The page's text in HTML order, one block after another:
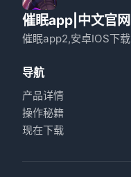
催眠app|中文官网
催眠app2,安卓IOS下载
导航
产品详情
操作秘籍
现在下载